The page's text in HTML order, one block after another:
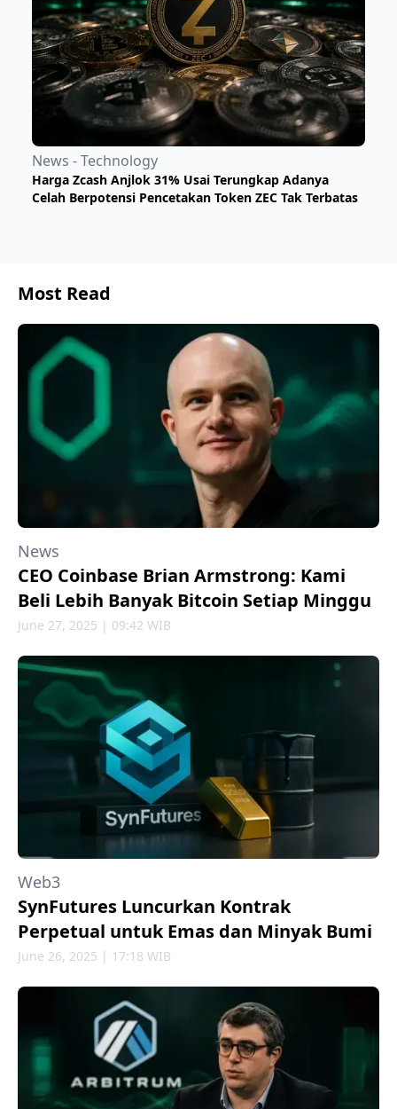
News - Technology
Harga Zcash Anjlok 31% Usai Terungkap Adanya
Celah Berpotensi Pencetakan Token ZEC Tak Terbatas
Most Read
News
CEO Coinbase Brian Armstrong: Kami
Beli Lebih Banyak Bitcoin Setiap Minggu
June 27, 2025 | 09:42 WIB
Web3
SynFutures Luncurkan Kontrak
Perpetual untuk Emas dan Minyak Bumi
June 26, 2025 | 17:18 WIB